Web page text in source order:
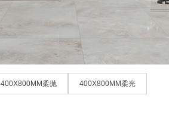
400X800MM柔抛 400X800MM柔光